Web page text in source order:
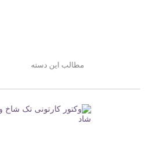
مطالب این دسته